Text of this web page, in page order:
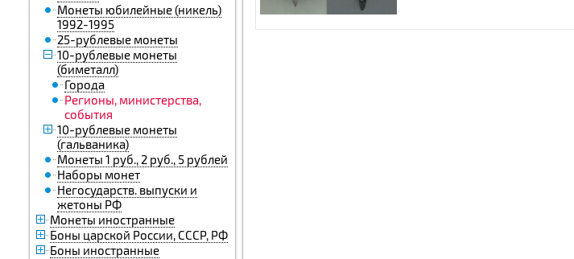
Монеты юбилейные (никель)
1992-1995
25-рублевые монеты
10-рублевые монеты
(биметалл)
Города
Регионы, министерства,
события
10-рублевые монеты
(гальваника)
Монеты 1 руб., 2 руб., 5 рублей
Наборы монет
Негосударств. выпуски и
жетоны РФ
Монеты иностранные
Боны царской России, СССР, РФ
Боны иностранные